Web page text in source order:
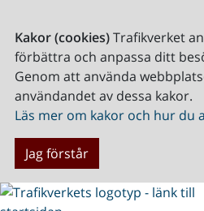
Kakor (cookies)Trafikverket
förbättra och anpassa ditt
Genom att använda
användandet av dessa kakor.
Läs mer om kakor och hur du
Jag förstår